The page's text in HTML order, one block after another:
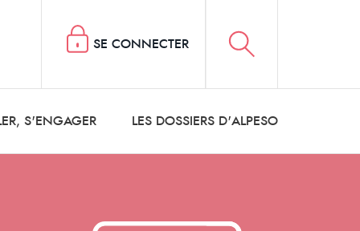
S'ENGAGER LES DOSSIERS D'ALPESO
SE CONNECTER